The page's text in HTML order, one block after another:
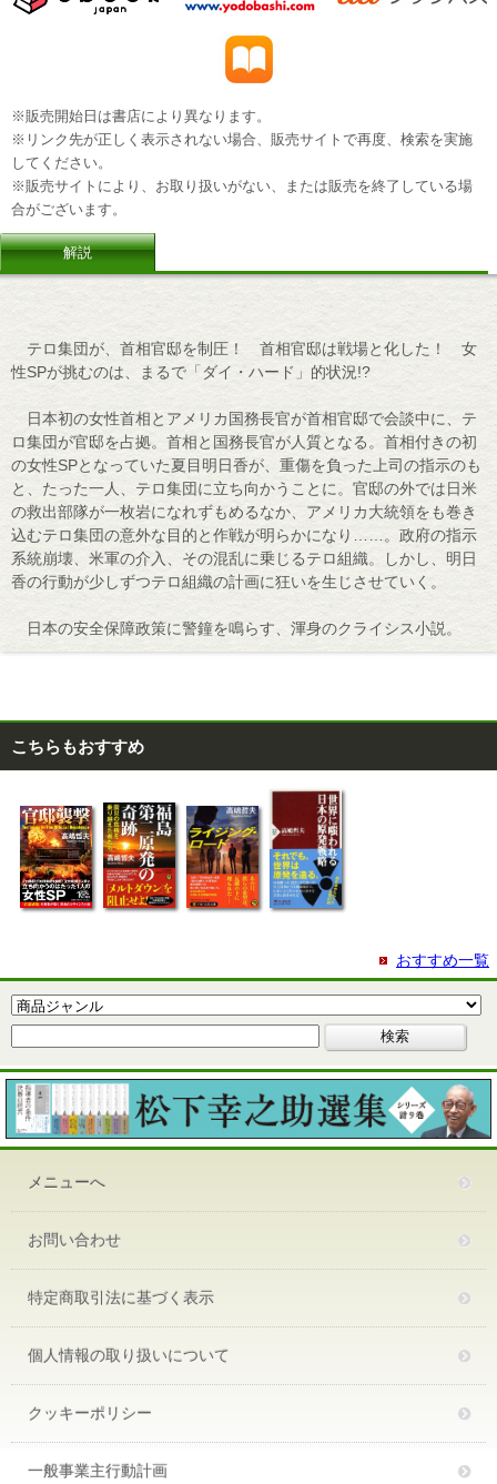
※販売開始日は書店により異なります。
※リンク先が正しく表示されない場合、販売サイトで再度、検索を実施
してください。
※販売サイトにより、お取り扱いがない、または販売を終了している場
合がございます。
解説
テロ集団が、首相官邸を制圧！ 首相官邸は戦場と化した！ 女
性SPが挑むのは、まるで「ダイ・ハード」的状況!?
日本初の女性首相とアメリカ国務長官が首相官邸で会談中に、テ
ロ集団が官邸を占拠。首相と国務長官が人質となる。首相付きの初
の女性SPとなっていた夏目明日香が、重傷を負った上司の指示のも
と、たった一人、テロ集団に立ち向かうことに。官邸の外では日米
の救出部隊が一枚岩になれずもめるなか、アメリカ大統領をも巻き
込むテロ集団の意外な目的と作戦が明らかになり……。政府の指示
系統崩壊、米軍の介入、その混乱に乗じるテロ組織。しかし、明日
香の行動が少しずつテロ組織の計画に狂いを生じさせていく。
日本の安全保障政策に警鐘を鳴らす、渾身のクライシス小説。
こちらもおすすめ
おすすめ一覧
メニューへ
お問い合わせ
特定商取引法に基づく表示
個人情報の取り扱いについて
クッキーポリシー
一般事業主行動計画